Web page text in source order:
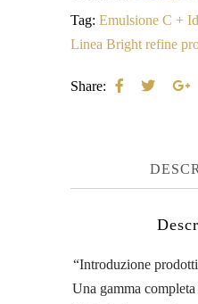
Tag: Emulsione C +
Linea Bright refine
Share:
“Introduzione
Una gamma